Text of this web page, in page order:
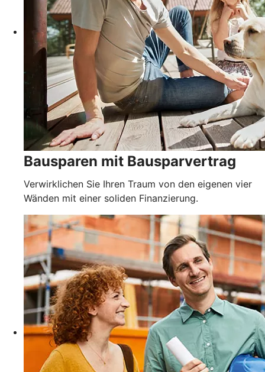
Bausparen mit Bausparvertrag
Verwirklichen Sie Ihren Traum von den eigenen vier
Wänden mit einer soliden Finanzierung.